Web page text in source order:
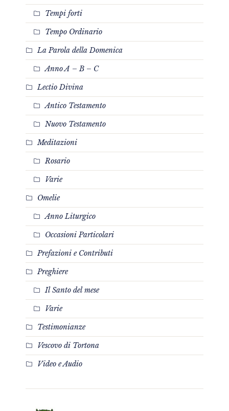
Tempi forti
Tempo Ordinario
La Parola della Domenica
Anno A – B – C
Lectio Divina
Antico Testamento
Nuovo Testamento
Meditazioni
Rosario
Varie
Omelie
Anno Liturgico
Occasioni Particolari
Prefazioni e Contributi
Preghiere
Il Santo del mese
Varie
Testimonianze
Vescovo di Tortona
Video e Audio